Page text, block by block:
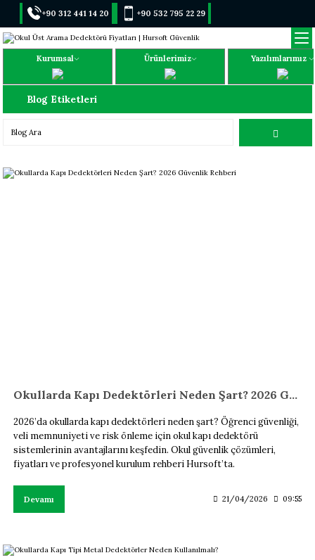
+90 312 441 14 20 +90 532 795 22 29
Kurumsal Ürünlerimiz Yazılımlarımız
Blog Etiketleri
Okullarda Kapı Dedektörleri Neden Şart? 2026 Güvenlik Rehberi
2026’da okullarda kapı dedektörleri neden şart? Öğrenci güvenliği,
veli memnuniyeti ve risk önleme için okul kapı dedektörü
sistemlerinin avantajlarını keşfedin. Okul güvenlik çözümleri,
fiyatları ve profesyonel kurulum rehberi Hursoft’ta.
Devamı 21/04/2026 09:55